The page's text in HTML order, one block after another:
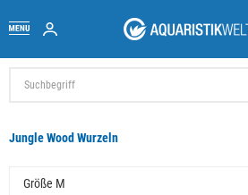
Jungle Wood Wurzeln
Größe M